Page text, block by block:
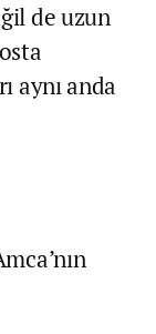
de uzun
aynı anda